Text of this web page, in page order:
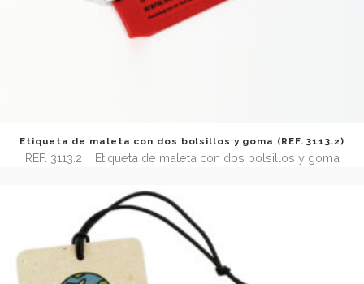
Etiqueta de cartón reciclado con cordón
REF. 3127.4 Etiqueta de cartón reciclado con ventana y